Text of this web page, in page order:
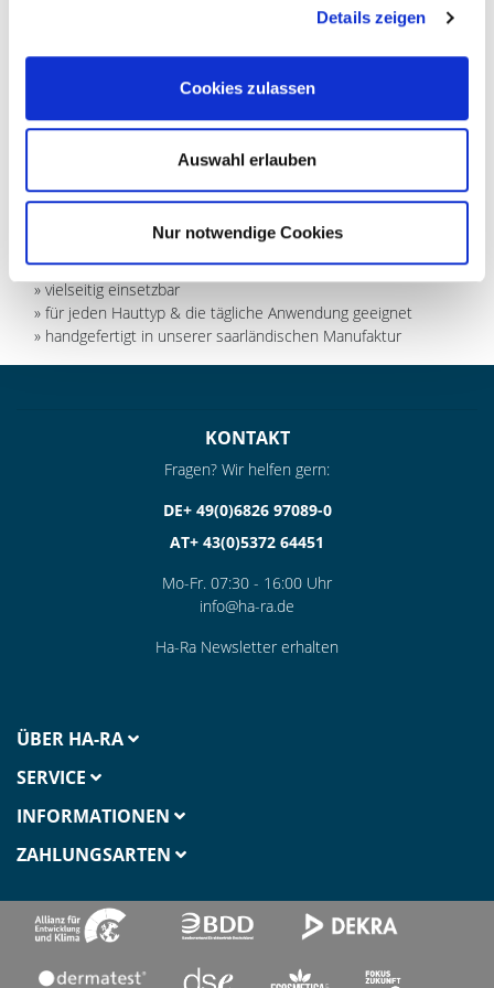
Details zeigen
Cookies zulassen
Auswahl erlauben
Nur notwendige Cookies
» hochwertige Mikrofaser mit starker Reinigungskraft – nur
» hohe Qualität & Verarbeitung – langlebig & fusselfrei
» wiederverwendbar & waschbar – bleibt auch nach häufigem
Waschen weich & geschmeidig
» vielseitig einsetzbar
» für jeden Hauttyp & die tägliche Anwendung geeignet
» handgefertigt in unserer saarländischen Manufaktur
KONTAKT
Fragen? Wir helfen gern:
DE+ 49(0)6826 97089-0
AT+ 43(0)5372 64451
Mo-Fr. 07:30 - 16:00 Uhr
info@ha-ra.de
Ha-Ra Newsletter erhalten
ÜBER HA-RA
SERVICE
INFORMATIONEN
ZAHLUNGSARTEN